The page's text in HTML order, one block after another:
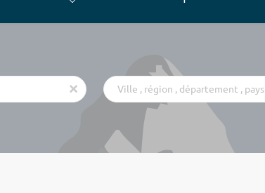
x
Ville
,
département
,